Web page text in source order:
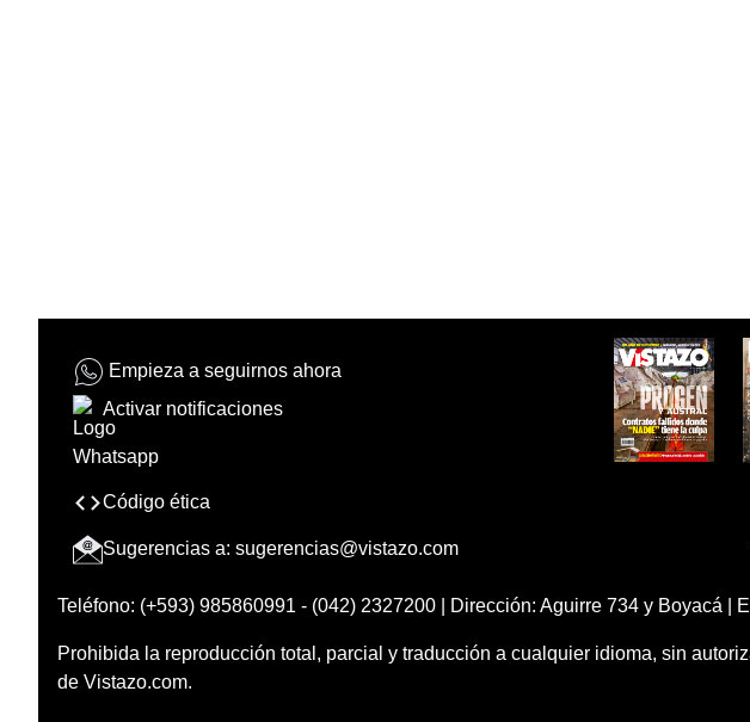
Empieza a seguirnos ahora
Activar notificaciones
Código ética
Sugerencias a: sugerencias@vistazo.com
Teléfono: (+593) 985860991 - (042) 2327200 | Dirección: Aguirre 734 y Boyacá |
Prohibida la reproducción total, parcial y traducción a cualquier idioma, sin
de Vistazo.com.